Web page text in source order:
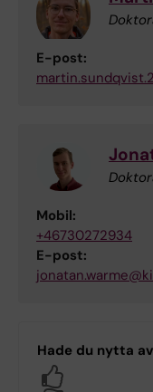
E-post:
Mobil:
+46730272934
E-post:
Hade du nytta